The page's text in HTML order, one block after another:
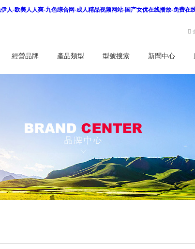
-欧美人人爽-九色综合网-成人精品视频网站-国产女优在线播放-免费在
經營品牌 產品類型 型號搜索 新聞中心